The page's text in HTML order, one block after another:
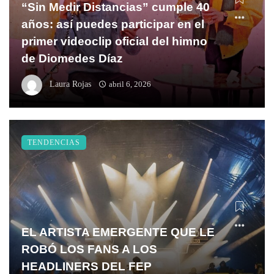
“Sin Medir Distancias” cumple 40
años: así puedes participar en el
primer videoclip oficial del himno
de Diomedes Díaz
Laura Rojas abril 6, 2026
EL ARTISTA EMERGENTE QUE LE
ROBÓ LOS FANS A LOS
HEADLINERS DEL FEP
TENDENCIAS